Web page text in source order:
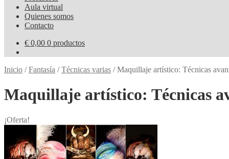
Aula virtual
Quienes somos
Contacto
€ 0,00 0 productos
Inicio /Fantasía /Técnicas varias /Maquillaje artístico: Técnicas
Maquillaje artístico: Técnicas
¡Oferta!